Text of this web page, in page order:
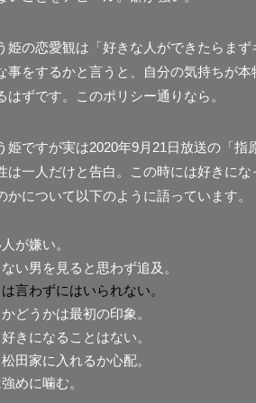
姫の恋愛観は 「好きな人ができたらま
事をするかと言うと、自分の気持ちが
はずです。このポリシー通りなら。
姫ですが実は2020年9月21日放送の「
は一人だけと告白。この時には好きに
かについて以下のように語っています。
が嫌い。
い男を見ると思わず追及。
言わずにはいられない。
どうかは最初の印象。
きになることはない。
田家に入れるか心配。
めに噛む。